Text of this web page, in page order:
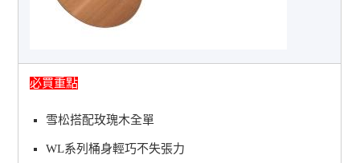
必買重點
雪松搭配玫瑰木全單
WL系列桶身輕巧不失張力